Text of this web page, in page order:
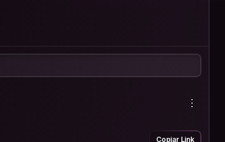
Copiar Link